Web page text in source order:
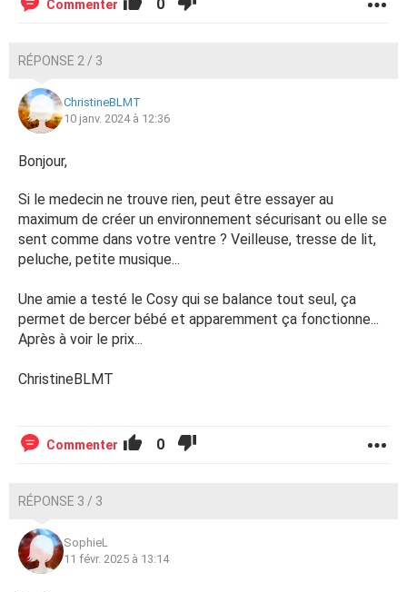
Commenter 0
RÉPONSE 2 / 3
ChristineBLMT
10 janv. 2024 à 12:36
Bonjour,
Si le medecin ne trouve rien, peut être essayer au
maximum de créer un environnement sécurisant ou elle se
sent comme dans votre ventre ? Veilleuse, tresse de lit,
peluche, petite musique...
Une amie a testé le Cosy qui se balance tout seul, ça
permet de bercer bébé et apparemment ça fonctionne...
Après à voir le prix...
ChristineBLMT
Commenter 0
RÉPONSE 3 / 3
SophieL
11 févr. 2025 à 13:14